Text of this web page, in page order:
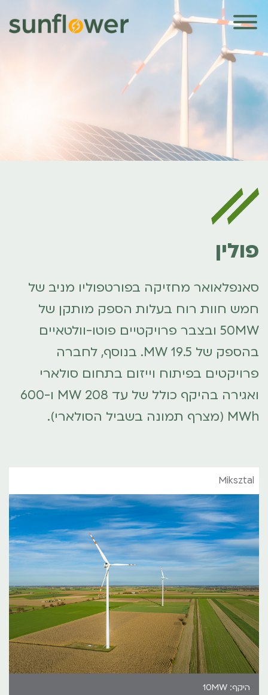
פולין
סאנפלאואר מחזיקה בפורטפוליו מניב של
חמש חוות רוח בעלות הספק מותקן של
50MW ובצבר פרויקטיים פוטו-וולטאיים
בהספק של 19.5 MW. בנוסף, לחברה
פרויקטים בפיתוח וייזום בתחום סולארי
ואגירה בהיקף כולל של עד 208 MW ו-600
MWh (מצרף תמונה בשביל הסולארי).
Miksztal
היקף: 10MW